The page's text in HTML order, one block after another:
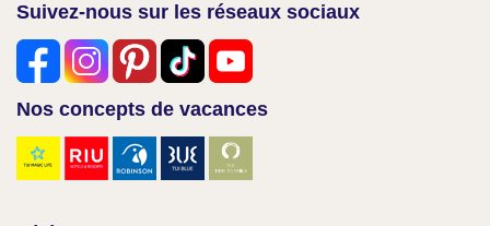
Suivez-nous sur les réseaux sociaux
Nos concepts de vacances